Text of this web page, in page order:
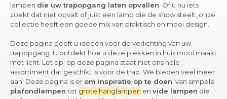
lampen die uw trapopgang laten opvallen . Of u nu iets
zoekt dat niet opvalt of juist een lamp die de show steelt, onze
collectie heeft een goede mix van praktisch en mooi design.
Deze pagina geeft u ideeën voor de verlichting van uw
trapopgang. U ontdekt hoe u deze plekken in huis mooi maakt
met licht. Let op: op deze pagina staat niet ons hele
assortiment dat geschikt is voor de trap. We bieden veel meer
aan. Deze pagina is er om inspiratie op te doen: van simpele
plafondlampentot grote hanglampen en vide lampen die